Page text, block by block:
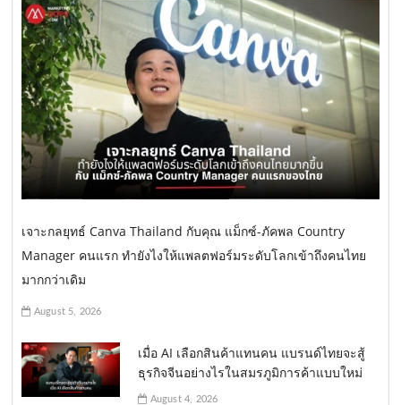
เจาะกลยุทธ์ Canva Thailand กับคุณ แม็กซ์-ภัคพล Country
Manager คนแรก ทำยังไงให้แพลตฟอร์มระดับโลกเข้าถึงคนไทย
มากกว่าเดิม
August 5, 2026
เมื่อ AI เลือกสินค้าแทนคน แบรนด์ไทยจะสู้
ธุรกิจจีนอย่างไรในสมรภูมิการค้าแบบใหม่
August 4, 2026